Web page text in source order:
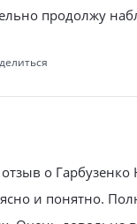
продолжу
о
и понятно.